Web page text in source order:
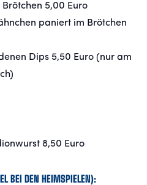
5,00 Euro
paniert im Brötchen
Dips 5,50 Euro (nur am
8,50 Euro
BEI DEN HEIMSPIELEN):